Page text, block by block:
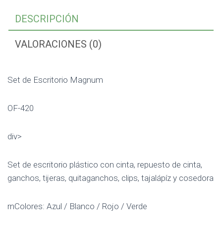
DESCRIPCIÓN
VALORACIONES (0)
Set de Escritorio Magnum
OF-420
div>
Set de escritorio plástico con cinta, repuesto de cinta,
ganchos, tijeras, quitaganchos, clips, tajalápíz y cosedora
rnColores: Azul / Blanco / Rojo / Verde